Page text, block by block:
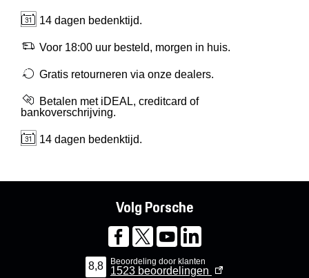
14 dagen bedenktijd.
Voor 18:00 uur besteld, morgen in huis.
Gratis retourneren via onze dealers.
Betalen met iDEAL, creditcard of
bankoverschrijving.
14 dagen bedenktijd.
Volg Porsche
8,8 Beoordeling door klanten
1523 beoordelingen